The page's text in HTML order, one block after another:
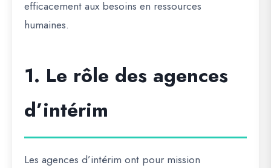
efficacement aux besoins en ressources
humaines.
1. Le rôle des agences
d’intérim
Les agences d’intérim ont pour mission